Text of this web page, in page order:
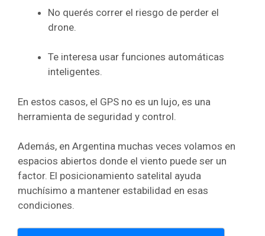
No querés correr el riesgo de perder el
drone.
Te interesa usar funciones automáticas
inteligentes.
En estos casos, el GPS no es un lujo, es una
herramienta de seguridad y control.
Además, en Argentina muchas veces volamos en
espacios abiertos donde el viento puede ser un
factor. El posicionamiento satelital ayuda
muchísimo a mantener estabilidad en esas
condiciones.